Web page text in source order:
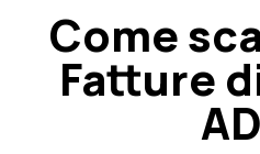
Come
Fatture